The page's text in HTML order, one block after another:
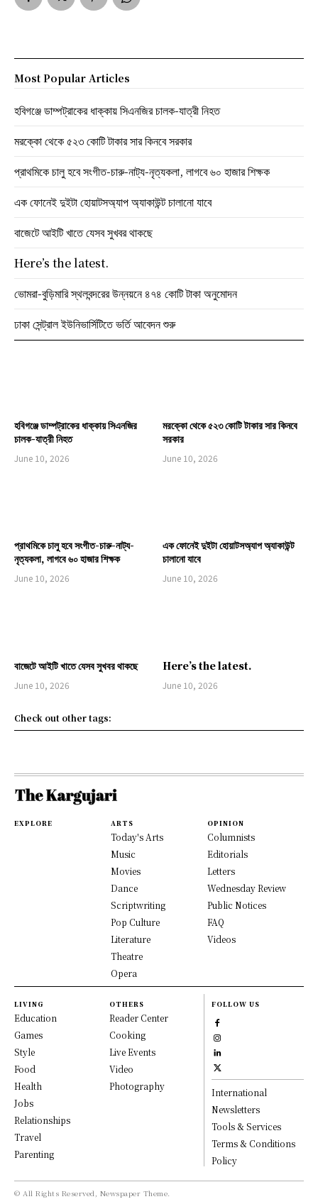
হবিগঞ্জে ডাম্পট্রাকের ধাক্কায় সিএনজির
চালক-যাত্রী নিহত
June 10, 2026
মরক্কো থেকে ৫২৩ কোটি টাকার সার কিনবে
সরকার
June 10, 2026
প্রাথমিকে চালু হবে সংগীত-চারু-নাট্য-
নৃত্যকলা, লাগবে ৬০ হাজার শিক্ষক
June 10, 2026
এক ফোনেই দুইটা হোয়াটসঅ্যাপ অ্যাকাউন্ট
চালানো যাবে
June 10, 2026
বাজেটে আইটি খাতে যেসব সুখবর থাকছে
June 10, 2026
Here’s the latest.
June 10, 2026
Check out other tags:
Most Popular Articles
হবিগঞ্জে ডাম্পট্রাকের ধাক্কায় সিএনজির চালক-যাত্রী নিহত
মরক্কো থেকে ৫২৩ কোটি টাকার সার কিনবে সরকার
প্রাথমিকে চালু হবে সংগীত-চারু-নাট্য-নৃত্যকলা, লাগবে ৬০ হাজার শিক্ষক
এক ফোনেই দুইটা হোয়াটসঅ্যাপ অ্যাকাউন্ট চালানো যাবে
বাজেটে আইটি খাতে যেসব সুখবর থাকছে
Here’s the latest.
ভোমরা-বুড়িমারি স্থলবন্দরের উন্নয়নে ৪৭৪ কোটি টাকা অনুমোদন
ঢাকা সেন্ট্রাল ইউনিভার্সিটিতে ভর্তি আবেদন শুরু
EXPLORE ARTS
Today's Arts
Music
Movies
Dance
Scriptwriting
Pop Culture
Literature
Theatre
Opera
OPINION
Columnists
Editorials
Letters
Wednesday Review
Public Notices
FAQ
Videos
LIVING
Education
Games
Style
Food
Health
Jobs
Relationships
Travel
Parenting
OTHERS
Reader Center
Cooking
Live Events
Video
Photography
FOLLOW US
International
Newsletters
Tools & Services
Terms & Conditions
Policy
© All Rights Reserved, Newspaper Theme.